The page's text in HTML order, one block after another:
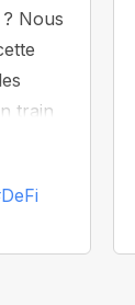
Nous
train